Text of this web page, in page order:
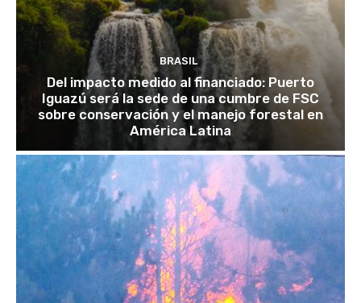
BRASIL
Del impacto medido al financiado: Puerto
Iguazú será la sede de una cumbre de FSC
sobre conservación y el manejo forestal en
América Latina